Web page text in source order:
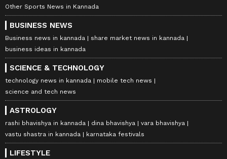
Other Sports News in Kannada
BUSINESS NEWS
Business news in kannada
share market news in kannada
business ideas in kannada
SCIENCE & TECHNOLOGY
technology news in kannada
mobile tech news
science and tech news
ASTROLOGY
rashi bhavishya in kannada dina bhavishya
vara bhavishya
vastu shastra in kannada
karnataka festivals
LIFESTYLE